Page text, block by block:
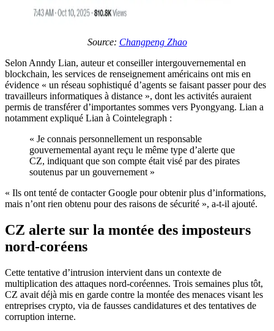
Source: Changpeng Zhao
Selon Anndy Lian, auteur et conseiller intergouvernemental en
blockchain, les services de renseignement américains ont mis en
évidence « un réseau sophistiqué d’agents se faisant passer pour des
travailleurs informatiques à distance », dont les activités auraient
permis de transférer d’importantes sommes vers Pyongyang. Lian a
notamment expliqué Lian à Cointelegraph :
« Je connais personnellement un responsable
gouvernemental ayant reçu le même type d’alerte que
CZ, indiquant que son compte était visé par des pirates
soutenus par un gouvernement »
« Ils ont tenté de contacter Google pour obtenir plus d’informations,
mais n’ont rien obtenu pour des raisons de sécurité », a-t-il ajouté.
CZ alerte sur la montée des imposteurs
nord-coréens
Cette tentative d’intrusion intervient dans un contexte de
multiplication des attaques nord-coréennes. Trois semaines plus tôt,
CZ avait déjà mis en garde contre la montée des menaces visant les
entreprises crypto, via de fausses candidatures et des tentatives de
corruption interne.